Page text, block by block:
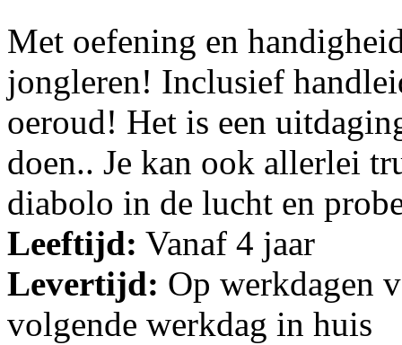
Met oefening en
jongleren! Inclusief
oeroud! Het is een
doen.. Je kan ook allerlei
diabolo in de lucht en
Leeftijd: Vanaf 4 jaar
Levertijd: Op werkdagen
volgende werkdag in huis